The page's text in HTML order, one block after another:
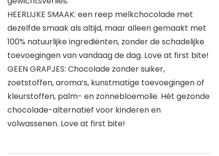
HEERLIJKE SMAAK: een reep melkchocolade met
dezelfde smaak als altijd, maar alleen gemaakt met
100% natuurlijke ingrediënten, zonder de schadelijke
toevoegingen van vandaag de dag. Love at first bite!
GEEN GRAPJES: Chocolade zonder suiker,
zoetstoffen, aroma‘s, kunstmatige toevoegingen of
kleurstoffen, palm- en zonnebloemolie. Hét gezonde
chocolade-alternatief voor kinderen en
volwassenen. Love at first bite!